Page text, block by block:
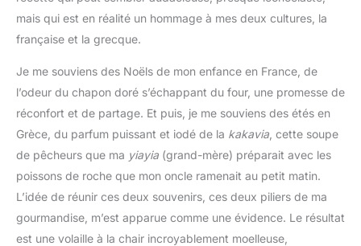
mais qui est en réalité un hommage à mes deux cultures, la
française et la grecque.
Je me souviens des Noëls de mon enfance en France, de
l’odeur du chapon doré s’échappant du four, une promesse de
réconfort et de partage. Et puis, je me souviens des étés en
Grèce, du parfum puissant et iodé de la kakavia , cette soupe
de pêcheurs que ma yiayia (grand-mère) préparait avec les
poissons de roche que mon oncle ramenait au petit matin.
L’idée de réunir ces deux souvenirs, ces deux piliers de ma
gourmandise, m’est apparue comme une évidence. Le résultat
est une volaille à la chair incroyablement moelleuse,